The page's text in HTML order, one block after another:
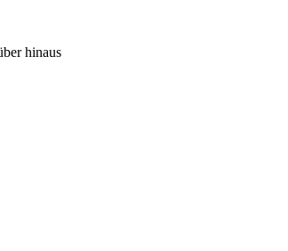
hinaus